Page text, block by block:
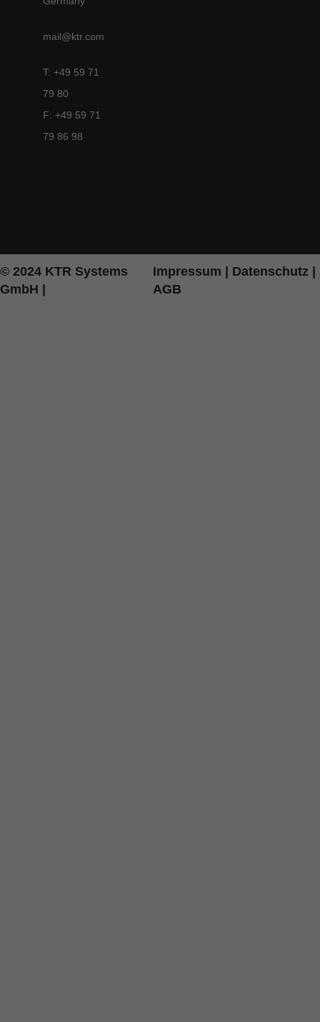
mail@ktr.com
T: +49 59 71
79 80
F: +49 59 71
79 86 98
© 2024 KTR Systems
GmbH |
Impressum | Datenschutz|
AGB